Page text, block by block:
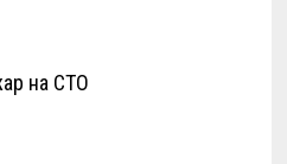
на СТО